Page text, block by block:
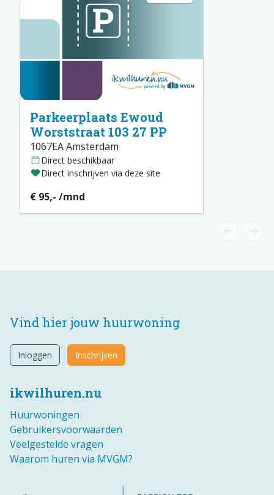
Parkeerplaats Ewoud
Worststraat 103 27 PP
1067EA Amsterdam
Direct beschikbaar
Direct inschrijven via deze site
€ 95,- /mnd
ikwilhuren.nu
Huurwoningen
Gebruikersvoorwaarden
Veelgestelde vragen
Waarom huren via MVGM?
Vind hier jouw huurwoning
Inloggen Inschrijven